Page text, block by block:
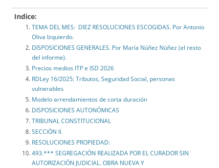
Indice:
TEMA DEL MES: DIEZ RESOLUCIONES ESCOGIDAS. Por Antonio
Oliva Izquierdo.
DISPOSICIONES GENERALES. Por María Núñez Núñez (el resto
del informe).
Precios medios ITP e ISD 2026
RDLey 16/2025: Tributos, Seguridad Social, personas
vulnerables
Modelo arrendamientos de corta duración
DISPOSICIONES AUTONÓMICAS
TRIBUNAL CONSTITUCIONAL
SECCIÓN II.
RESOLUCIONES PROPIEDAD:
493.*** SEGREGACIÓN REALIZADA POR EL CURADOR SIN
AUTORIZACIÓN JUDICIAL. OBRA NUEVA Y